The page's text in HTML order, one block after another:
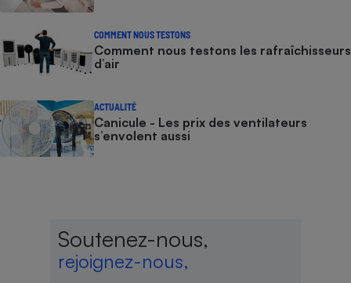
COMMENT NOUS TESTONS
Comment nous testons les rafraîchisseurs
d’air
ACTUALITÉ
Canicule - Les prix des ventilateurs
s’envolent aussi
Soutenez-nous,
rejoignez-nous,